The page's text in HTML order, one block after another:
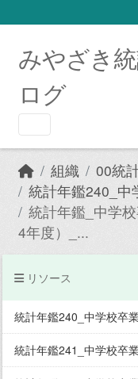
みやざき
ログ
組織
00統
統計年鑑240_中
統計年鑑_中学
4年度）_...
リソース
統計年鑑240_中学校卒
統計年鑑241_中学校卒